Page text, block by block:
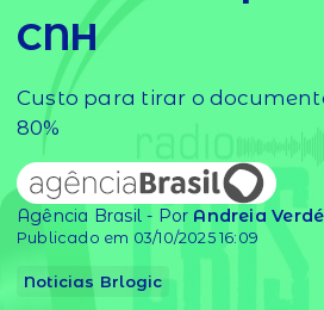
CNH
Custo para tirar o
80%
Agência Brasil - Por Andreia
Publicado em 03/10/2025 16:09
Noticias Brlogic